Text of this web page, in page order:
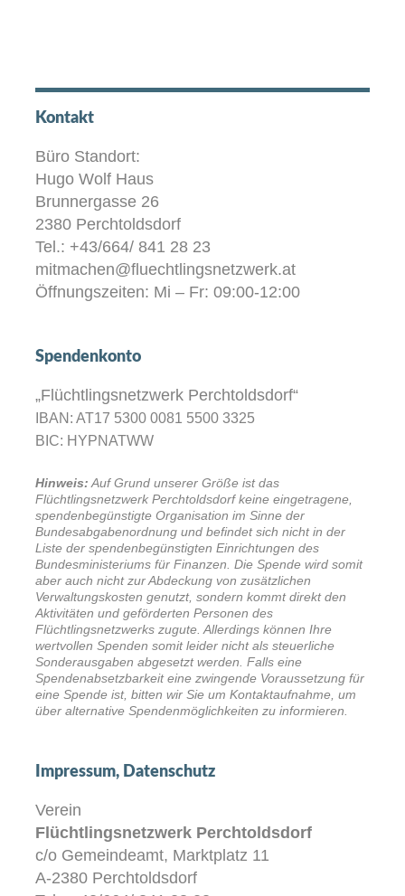
Kontakt
Büro Standort:
Hugo Wolf Haus
Brunnergasse 26
2380 Perchtoldsdorf
Tel.: +43/664/ 841 28 23
mitmachen@fluechtlingsnetzwerk.at
Öffnungszeiten: Mi – Fr: 09:00-12:00
Spendenkonto
„Flüchtlingsnetzwerk Perchtoldsdorf“
IBAN: AT17 5300 0081 5500 3325
BIC: HYPNATWW
Hinweis: Auf Grund unserer Größe ist das
Flüchtlingsnetzwerk Perchtoldsdorf keine eingetragene,
spendenbegünstigte Organisation im Sinne der
Bundesabgabenordnung und befindet sich nicht in der
Liste der spendenbegünstigten Einrichtungen des
Bundesministeriums für Finanzen. Die Spende wird somit
aber auch nicht zur Abdeckung von zusätzlichen
Verwaltungskosten genutzt, sondern kommt direkt den
Aktivitäten und geförderten Personen des
Flüchtlingsnetzwerks zugute. Allerdings können Ihre
wertvollen Spenden somit leider nicht als steuerliche
Sonderausgaben abgesetzt werden. Falls eine
Spendenabsetzbarkeit eine zwingende Voraussetzung für
eine Spende ist, bitten wir Sie um Kontaktaufnahme, um
über alternative Spendenmöglichkeiten zu informieren.
Impressum, Datenschutz
Verein
Flüchtlingsnetzwerk Perchtoldsdorf
c/o Gemeindeamt, Marktplatz 11
A-2380 Perchtoldsdorf